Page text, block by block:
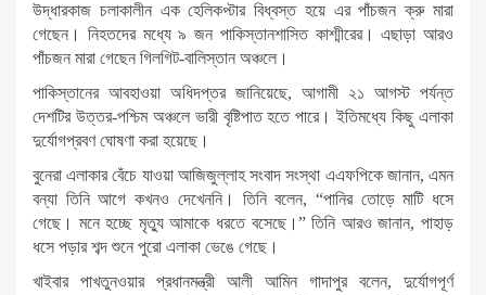
উদ্ধারকাজ চলাকালীন এক হেলিকপ্টার বিধ্বস্ত হয়ে এর পাঁচজন ক্রু মারা
গেছেন। নিহতদের মধ্যে ৯ জন পাকিস্তানশাসিত কাশ্মীরের। এছাড়া আরও
পাঁচজন মারা গেছেন গিলগিট-বালিস্তান অঞ্চলে।
পাকিস্তানের আবহাওয়া অধিদপ্তর জানিয়েছে, আগামী ২১ আগস্ট পর্যন্ত
দেশটির উত্তর-পশ্চিম অঞ্চলে ভারী বৃষ্টিপাত হতে পারে। ইতিমধ্যে কিছু এলাকা
দুর্যোগপ্রবণ ঘোষণা করা হয়েছে।
বুনেরা এলাকার বেঁচে যাওয়া আজিজুল্লাহ সংবাদ সংস্থা এএফপিকে জানান, এমন
বন্যা তিনি আগে কখনও দেখেননি। তিনি বলেন, “পানির তোড়ে মাটি ধসে
গেছে। মনে হচ্ছে মৃত্যু আমাকে ধরতে বসেছে।” তিনি আরও জানান, পাহাড়
ধসে পড়ার শব্দ শুনে পুরো এলাকা ভেঙে গেছে।
খাইবার পাখতুনওয়ার প্রধানমন্ত্রী আলী আমিন গাদাপুর বলেন, দুর্যোগপূর্ণ